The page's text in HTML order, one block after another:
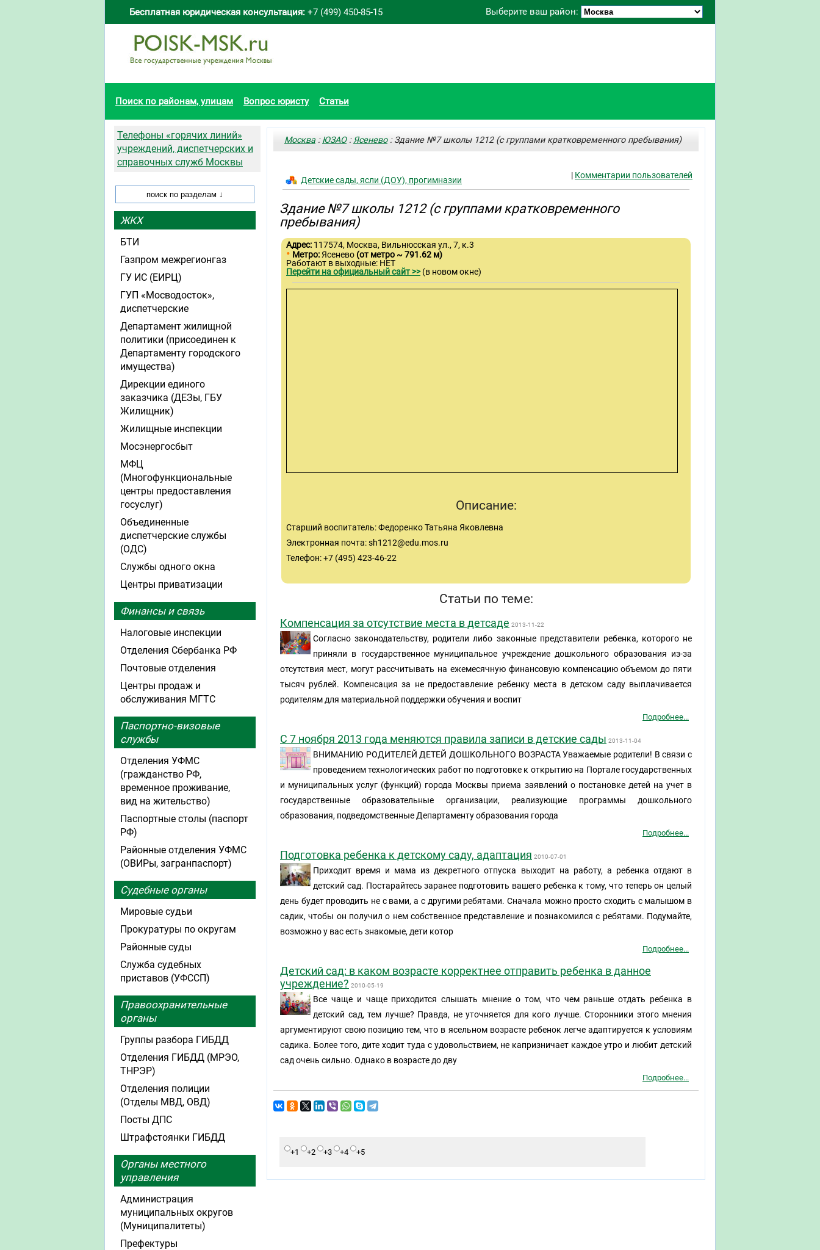
Выберите ваш район:
Бесплатная юридическая консультация: +7 (499) 450-85-15
Поиск по районам, улицам Вопрос юристу Статьи
Москва :ЮЗАО:Ясенево: Здание №7 школы 1212 (с группами кратковременного пребывания)
| Комментарии пользователей
Детские сады, ясли (ДОУ), прогимназии
Здание №7 школы 1212 (с группами кратковременного
пребывания)
Адрес: 117574, Москва, Вильнюсская ул., 7, к.3
• Метро: Ясенево (от метро ~ 791.62 м)
Работают в выходные: НЕТ
Перейти на официальный сайт >>(в новом окне)
Описание:
Старший воспитатель: Федоренко Татьяна Яковлевна
Электронная почта:sh1212@edu.mos.ru
Телефон: +7 (495) 423-46-22
Статьи по теме:
Компенсация за отсутствие места в детсаде 2013-11-22
Согласно законодательству, родители либо законные представители ребенка, которого не
приняли в государственное муниципальное учреждение дошкольного образования из-за
отсутствия мест, могут рассчитывать на ежемесячную финансовую компенсацию объемом до пяти
тысяч рублей. Компенсация за не предоставление ребенку места в детском саду выплачивается
родителям для материальной поддержки обучения и воспит
Подробнее...
С 7 ноября 2013 года меняются правила записи в детские сады 2013-11-04
ВНИМАНИЮ РОДИТЕЛЕЙ ДЕТЕЙ ДОШКОЛЬНОГО ВОЗРАСТА Уважаемые родители! В связи с
проведением технологических работ по подготовке к открытию на Портале государственных
и муниципальных услуг (функций) города Москвы приема заявлений о постановке детей на учет в
государственные образовательные организации, реализующие программы дошкольного
образования, подведомственные Департаменту образования города
Подробнее...
Подготовка ребенка к детскому саду, адаптация 2010-07-01
Приходит время и мама из декретного отпуска выходит на работу, а ребенка отдают в
детский сад. Постарайтесь заранее подготовить вашего ребенка к тому, что теперь он целый
день будет проводить не с вами, а с другими ребятами. Сначала можно просто сходить с малышом в
садик, чтобы он получил о нем собственное представление и познакомился с ребятами. Подумайте,
возможно у вас есть знакомые, дети котор
Подробнее...
Детский сад: в каком возрасте корректнее отправить ребенка в данное
учреждение? 2010-05-19
Все чаще и чаще приходится слышать мнение о том, что чем раньше отдать ребенка в
детский сад, тем лучше? Правда, не уточняется для кого лучше. Сторонники этого мнения
аргументируют свою позицию тем, что в ясельном возрасте ребенок легче адаптируется к условиям
садика. Более того, дите ходит туда с удовольствием, не капризничает каждое утро и любит детский
сад очень сильно. Однако в возрасте до дву
Подробнее...
+1 +2 +3 +4 +5
Телефоны «горячих линий»
учреждений, диспетчерских и
справочных служб Москвы
ЖКХ
БТИ
Газпром межрегионгаз
ГУ ИС (ЕИРЦ)
ГУП «Мосводосток»,
диспетчерские
Департамент жилищной
политики (присоединен к
Департаменту городского
имущества)
Дирекции единого
заказчика (ДЕЗы, ГБУ
Жилищник)
Жилищные инспекции
Мосэнергосбыт
МФЦ
(Многофункциональные
центры предоставления
госуслуг)
Объединенные
диспетчерские службы
(ОДС)
Службы одного окна
Центры приватизации
Финансы и связь
Налоговые инспекции
Отделения Сбербанка РФ
Почтовые отделения
Центры продаж и
обслуживания МГТС
Паспортно-визовые
службы
Отделения УФМС
(гражданство РФ,
временное проживание,
вид на жительство)
Паспортные столы (паспорт
РФ)
Районные отделения УФМС
(ОВИРы, загранпаспорт)
Судебные органы
Мировые судьи
Прокуратуры по округам
Районные суды
Служба судебных
приставов (УФССП)
Правоохранительные
органы
Группы разбора ГИБДД
Отделения ГИБДД (МРЭО,
ТНРЭР)
Отделения полиции
(Отделы МВД, ОВД)
Посты ДПС
Штрафстоянки ГИБДД
Органы местного
управления
Администрация
муниципальных округов
(Муниципалитеты)
Префектуры